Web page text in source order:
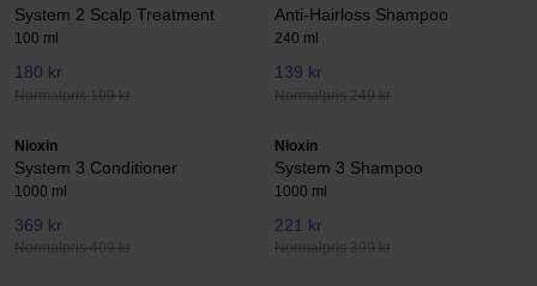
System 2 Scalp Treatment
100 ml
180 kr
Normalpris 199 kr
Anti-Hairloss Shampoo
240 ml
139 kr
Normalpris 249 kr
Nioxin
System 3 Conditioner
1000 ml
369 kr
Normalpris 409 kr
Nioxin
System 3 Shampoo
1000 ml
221 kr
Normalpris 399 kr